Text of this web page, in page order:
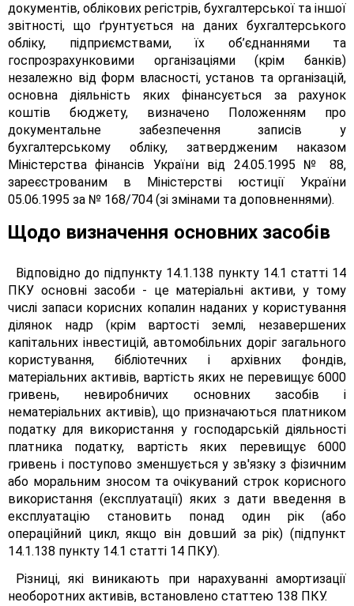
документів, облікових регістрів, бухгалтерської та іншої
звітності, що ґрунтується на даних бухгалтерського
обліку, підприємствами, їх об’єднаннями та
госпрозрахунковими організаціями (крім банків)
незалежно від форм власності, установ та організацій,
основна діяльність яких фінансується за рахунок
коштів бюджету, визначено Положенням про
документальне забезпечення записів у
бухгалтерському обліку, затвердженим наказом
Міністерства фінансів України від 24.05.1995 № 88,
зареєстрованим в Міністерстві юстиції України
05.06.1995 за № 168/704 (зі змінами та доповненнями).
Щодо визначення основних засобів
Відповідно до підпункту 14.1.138 пункту 14.1 статті 14
ПКУ основні засоби - це матеріальні активи, у тому
числі запаси корисних копалин наданих у користування
ділянок надр (крім вартості землі, незавершених
капітальних інвестицій, автомобільних доріг загального
користування, бібліотечних і архівних фондів,
матеріальних активів, вартість яких не перевищує 6000
гривень, невиробничих основних засобів і
нематеріальних активів), що призначаються платником
податку для використання у господарській діяльності
платника податку, вартість яких перевищує 6000
гривень і поступово зменшується у зв'язку з фізичним
або моральним зносом та очікуваний строк корисного
використання (експлуатації) яких з дати введення в
експлуатацію становить понад один рік (або
операційний цикл, якщо він довший за рік) (підпункт
14.1.138 пункту 14.1 статті 14 ПКУ).
Різниці, які виникають при нарахуванні амортизації
необоротних активів, встановлено статтею 138 ПКУ.